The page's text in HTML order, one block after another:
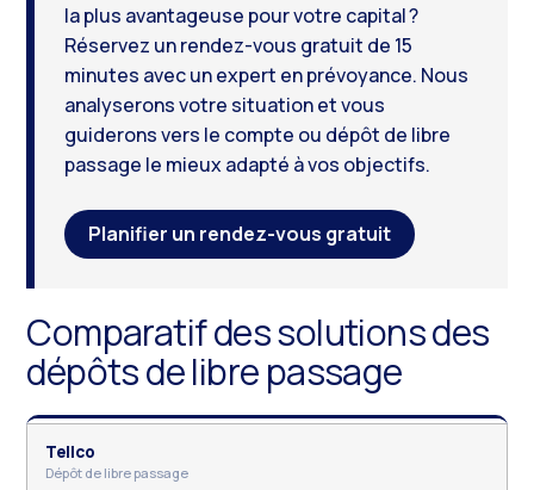
la plus avantageuse pour votre capital ?
Réservez un rendez-vous gratuit de 15
minutes avec un expert en prévoyance. Nous
analyserons votre situation et vous
guiderons vers le compte ou dépôt de libre
passage le mieux adapté à vos objectifs.
Planifier un rendez-vous gratuit
Comparatif des solutions des
dépôts de libre passage
Tellco
Dépôt de libre passage